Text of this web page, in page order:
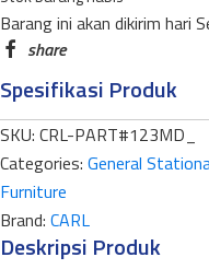
P-
123MD
FOR
123N
quantity
Barang ini akan dikirim hari
Spesifikasi Produk
SKU: CRL-PART#123MD_
Categories: General
Furniture
Brand: CARL
Deskripsi Produk